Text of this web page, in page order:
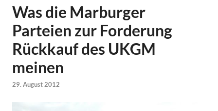
Was die Marburger
Parteien zur Forderung
Rückkauf des UKGM
meinen
29. August 2012